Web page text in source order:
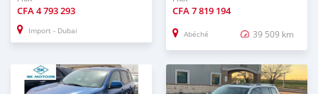
CFA4 793 293
Import - Dubai
CFA7 819 194
Abéché 39 509 km